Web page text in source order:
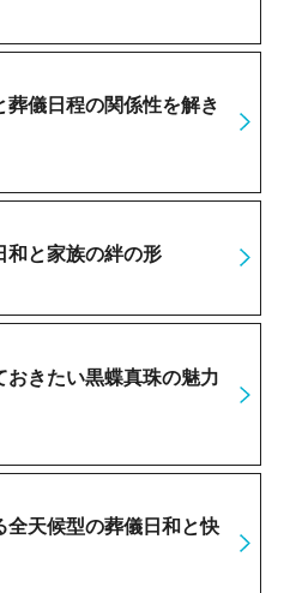
葬儀日程の関係性を解き
和と家族の絆の形
おきたい黒蝶真珠の魅力
全天候型の葬儀日和と快